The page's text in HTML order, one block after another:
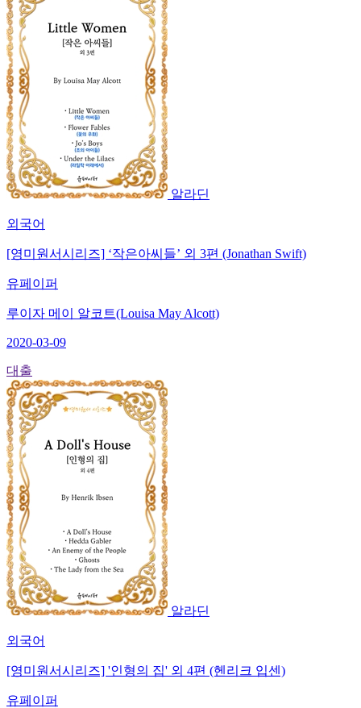
알라딘
외국어
[영미원서시리즈] ‘작은아씨들’ 외 3편 (Jonathan Swift)
유페이퍼
루이자 메이 알코트(Louisa May Alcott)
2020-03-09
대출
알라딘
외국어
[영미원서시리즈] '인형의 집' 외 4편 (헨리크 입센)
유페이퍼